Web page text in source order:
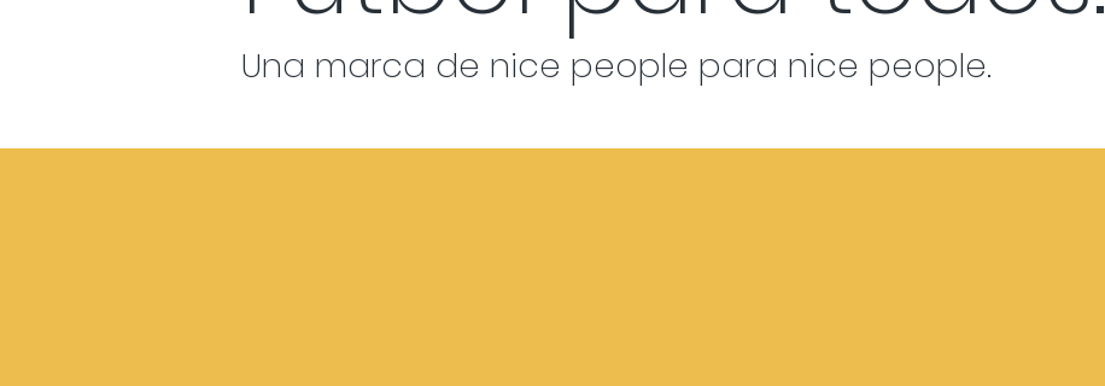
Una marca de nice people para nice people.